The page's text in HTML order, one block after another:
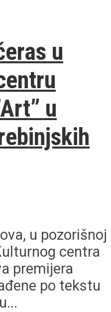
u
u
u pozorišnoj
centra
premijera
po tekstu